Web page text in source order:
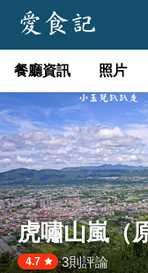
餐廳資訊 照片
虎嘯山嵐（
4.7 ·3則評論